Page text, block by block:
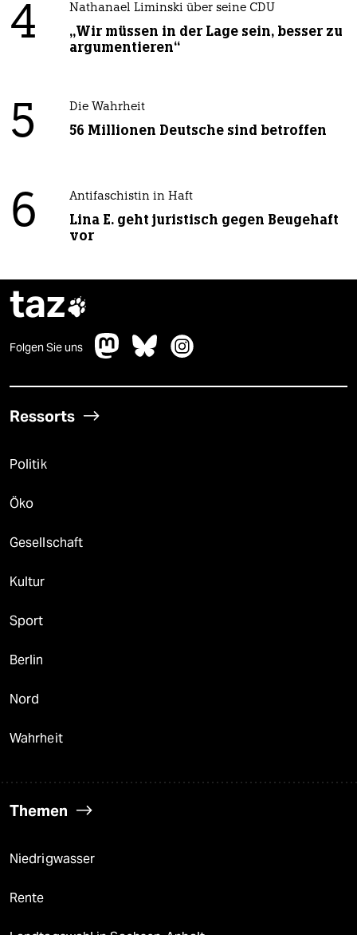
4 Nathanael Liminski über seine CDU
„Wir müssen in der Lage sein, besser zu
argumentieren“
5 Die Wahrheit
56 Millionen Deutsche sind betroffen
6 Antifaschistin in Haft
Lina E. geht juristisch gegen Beugehaft
vor
taz
Folgen Sie uns
Ressorts
Politik
Öko
Gesellschaft
Kultur
Sport
Berlin
Nord
Wahrheit
Themen
Niedrigwasser
Rente